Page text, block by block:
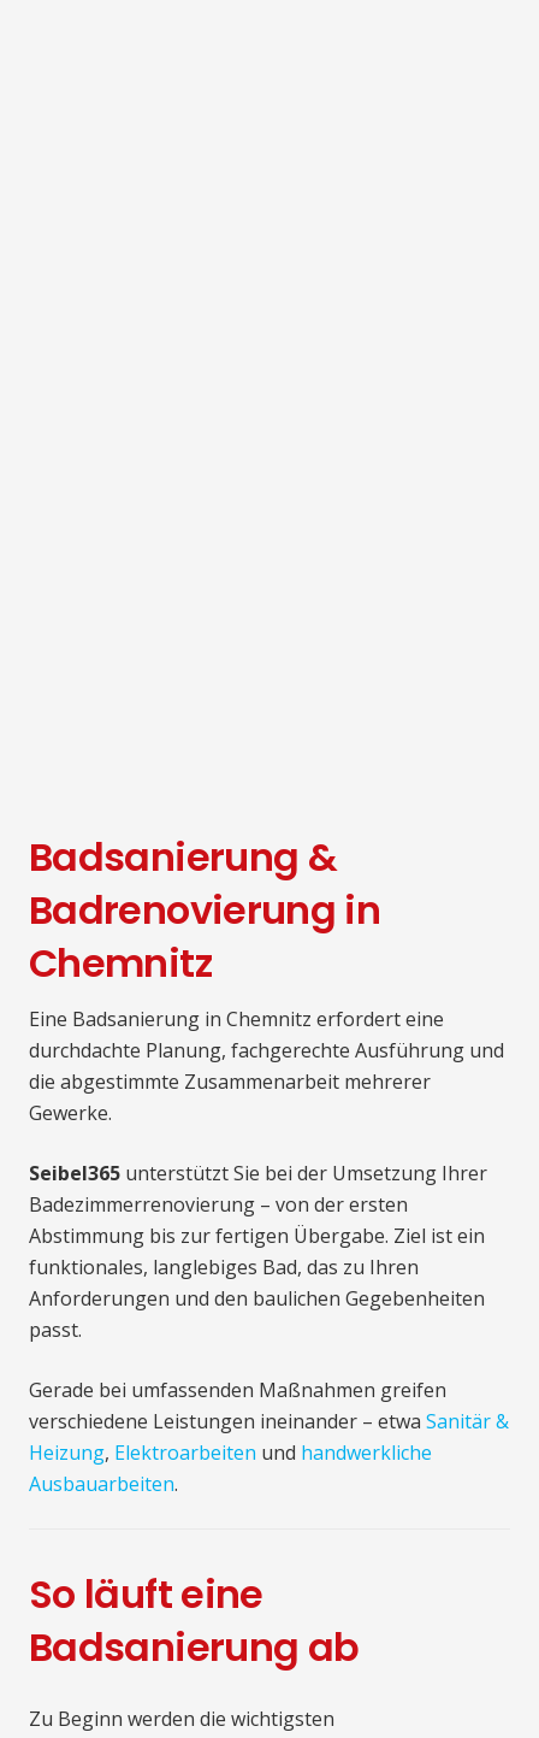
Badsanierung &
Badrenovierung in
Chemnitz
Eine Badsanierung in Chemnitz erfordert eine
durchdachte Planung, fachgerechte Ausführung und
die abgestimmte Zusammenarbeit mehrerer
Gewerke.
Seibel365 unterstützt Sie bei der Umsetzung Ihrer
Badezimmerrenovierung – von der ersten
Abstimmung bis zur fertigen Übergabe. Ziel ist ein
funktionales, langlebiges Bad, das zu Ihren
Anforderungen und den baulichen Gegebenheiten
passt.
Gerade bei umfassenden Maßnahmen greifen
verschiedene Leistungen ineinander – etwa Sanitär &
Heizung, Elektroarbeiten und handwerkliche
Ausbauarbeiten.
So läuft eine
Badsanierung ab
Zu Beginn werden die wichtigsten